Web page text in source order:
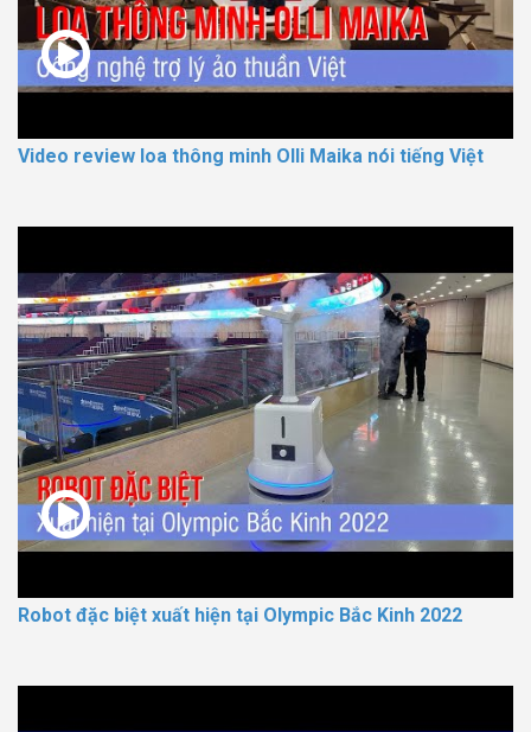
Video review loa thông minh Olli Maika nói tiếng Việt
Robot đặc biệt xuất hiện tại Olympic Bắc Kinh 2022